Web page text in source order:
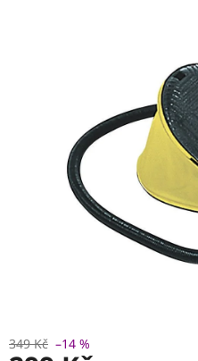
349 Kč –14 %